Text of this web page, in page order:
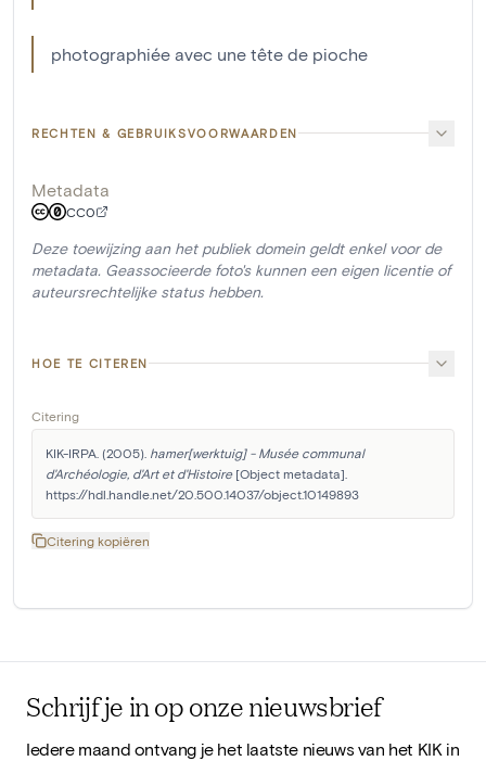
photographiée avec une tête de pioche
RECHTEN & GEBRUIKSVOORWAARDEN
Metadata
CC0
Deze toewijzing aan het publiek domein geldt enkel voor de
metadata. Geassocieerde foto's kunnen een eigen licentie of
auteursrechtelijke status hebben.
HOE TE CITEREN
Citering
KIK-IRPA. (2005). hamer[werktuig] - Musée communal
d'Archéologie, d'Art et d'Histoire [Object metadata].
https://hdl.handle.net/20.500.14037/object.10149893
Citering kopiëren
Schrijf je in op onze nieuwsbrief
Iedere maand ontvang je het laatste nieuws van het KIK in